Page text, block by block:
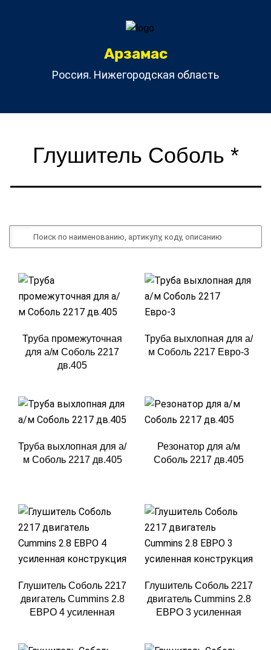
Арзамас
Россия. Нижегородская область
Глушитель Соболь *
Труба промежуточная
для а/м Соболь 2217
дв.405
Труба выхлопная для а/
м Соболь 2217 Евро-3
Труба выхлопная для а/
м Соболь 2217 дв.405
Резонатор для а/м
Соболь 2217 дв.405
Глушитель Соболь 2217
двигатель Cummins 2.8
ЕВРО 4 усиленная
Глушитель Соболь 2217
двигатель Cummins 2.8
ЕВРО 3 усиленная